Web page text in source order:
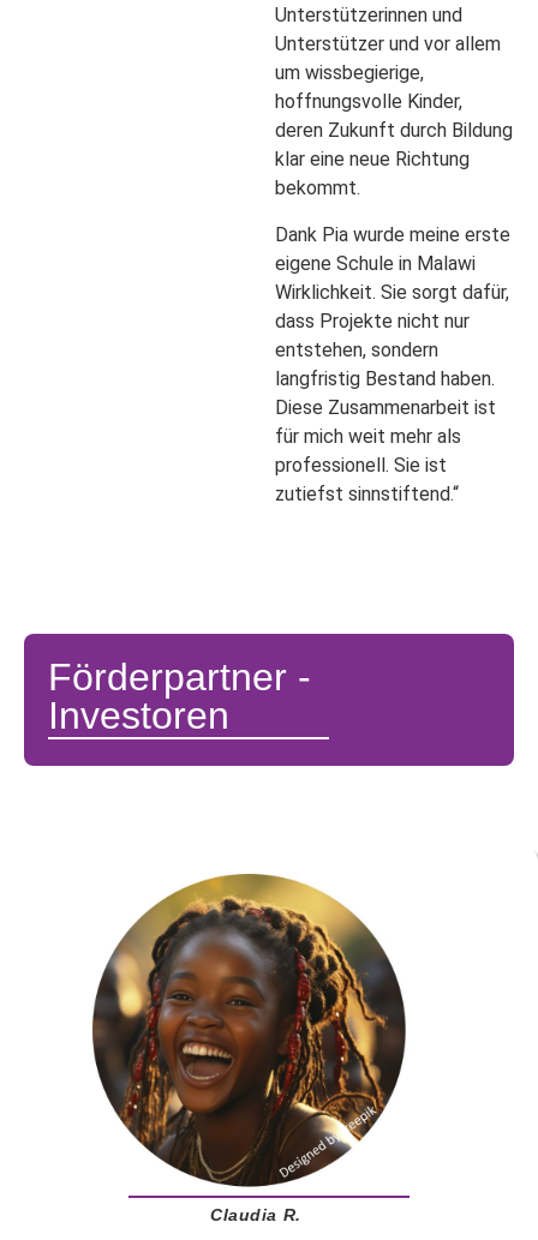
Unterstützerinnen und
Unterstützer und vor allem
um wissbegierige,
hoffnungsvolle Kinder,
deren Zukunft durch Bildung
klar eine neue Richtung
bekommt.
Dank Pia wurde meine erste
eigene Schule in Malawi
Wirklichkeit. Sie sorgt dafür,
dass Projekte nicht nur
entstehen, sondern
langfristig Bestand haben.
Diese Zusammenarbeit ist
für mich weit mehr als
professionell. Sie ist
zutiefst sinnstiftend.“
Förderpartner -
Investoren
Claudia R.